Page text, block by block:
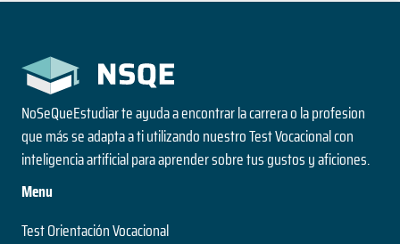
NoSeQueEstudiar te ayuda a encontrar la carrera o la profesion
que más se adapta a ti utilizando nuestro Test Vocacional con
inteligencia artificial para aprender sobre tus gustos y aficiones.
Menu
Test Orientación Vocacional